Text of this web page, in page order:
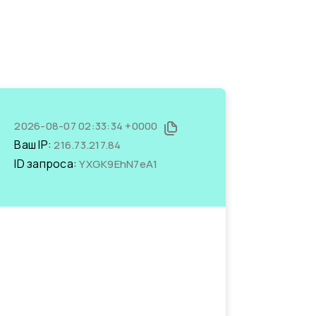
2026-08-07 02:33:34 +0000
Ваш IP:216.73.217.84
ID запроса:YXGK9EhN7eA1